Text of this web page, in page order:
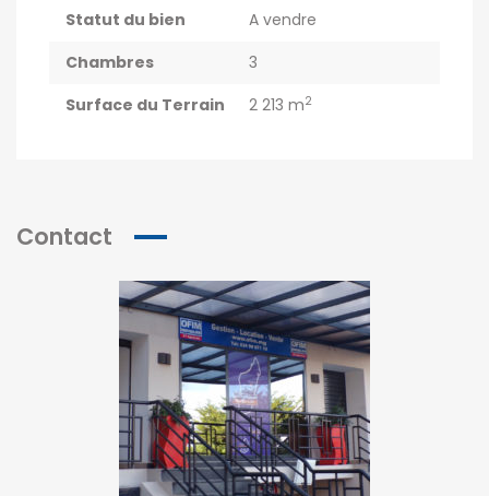
Statut du bien
A vendre
Chambres
3
Surface du Terrain
2 213 m2
Contact